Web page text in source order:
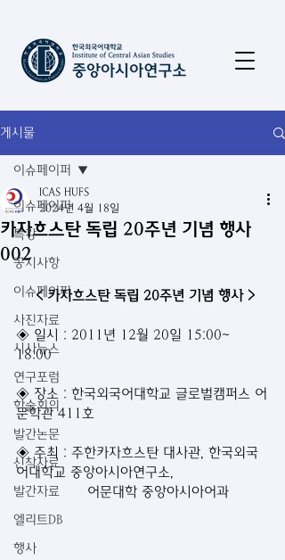
게시물
이슈페이퍼
특강
공지사항
이슈페이퍼
사진자료
시사뉴스
연구포럼
학술회의
발간논문
신착자료
발간자료
엘리트DB
행사
이슈페이퍼
카자흐스탄 독립 20주년 기념 행사
002
ICAS HUFS
2024년 4월 18일
< 카자흐스탄 독립 20주년 기념 행사 >
◈ 일시 : 2011년 12월 20일 15:00~
18:00
◈ 장소 : 한국외국어대학교 글로벌캠퍼스 어
문학관 411호
◈ 주최 : 주한카자흐스탄 대사관, 한국외국
어대학교 중앙아시아연구소,
                어문대학 중앙아시아어과